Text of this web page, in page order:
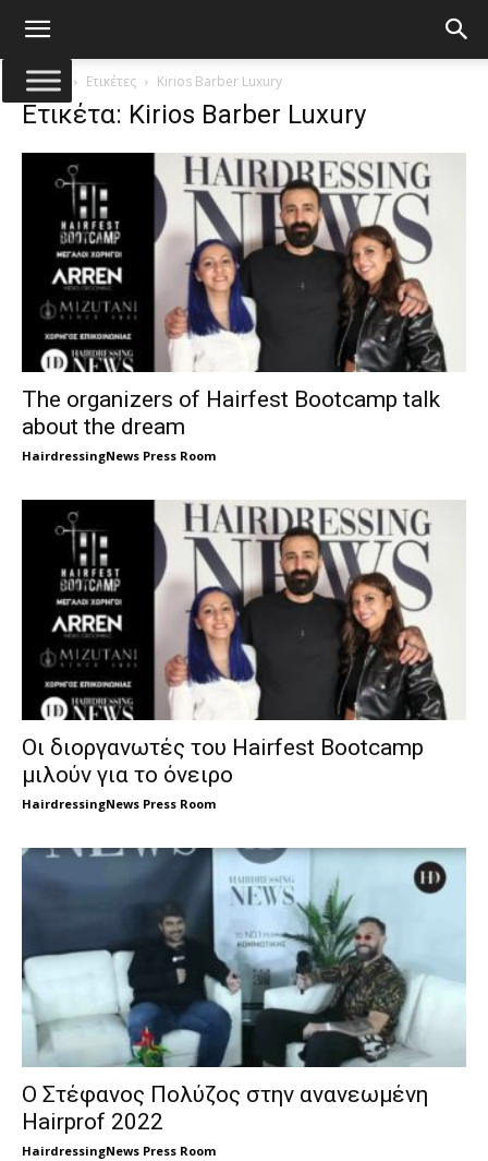
Αρχική Ετικέτες Kirios Barber Luxury
Ετικέτα: Kirios Barber Luxury
The organizers of Hairfest Bootcamp talk
about the dream
HairdressingNews Press Room
Οι διοργανωτές του Hairfest Bootcamp
μιλούν για το όνειρο
HairdressingNews Press Room
Ο Στέφανος Πολύζος στην ανανεωμένη
Hairprof 2022
HairdressingNews Press Room